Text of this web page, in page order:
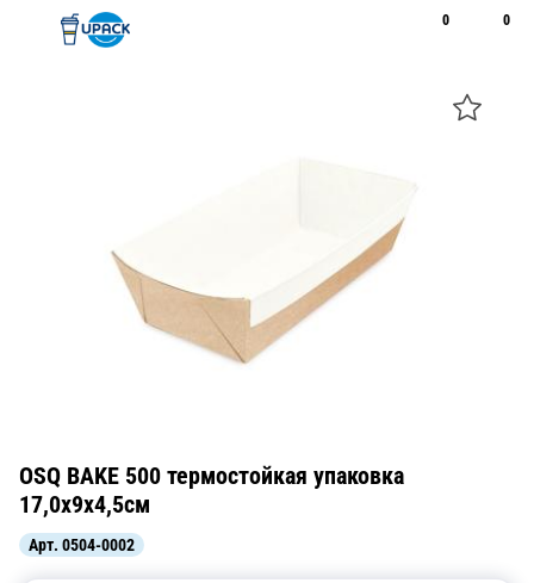
0 0
OSQ BAKE 500 термостойкая упаковка
17,0х9х4,5см
Арт. 0504-0002